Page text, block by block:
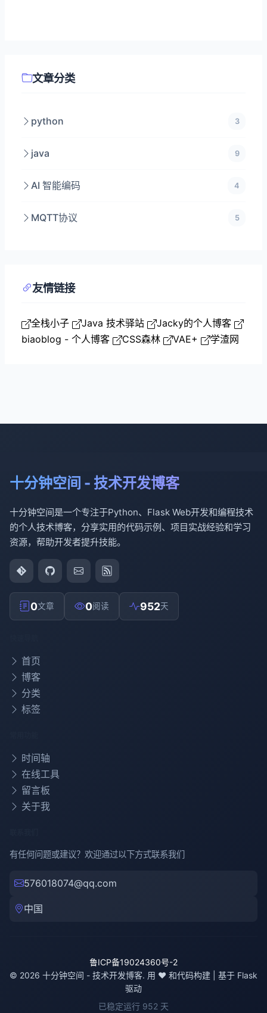
文章分类
python 3
java 9
AI 智能编码 4
MQTT协议 5
友情链接
全栈小子 Java 技术驿站
Jacky的个人博客
biaoblog - 个人博客
CSS森林 VAE+ 学渣网
十分钟空间 - 技术开发博客
十分钟空间是一个专注于Python、Flask Web开发和编程技术
的个人技术博客，分享实用的代码示例、项目实战经验和学习
资源，帮助开发者提升技能。
0文章 0阅读 952天
首页
博客
分类
标签
时间轴
在线工具
留言板
关于我
有任何问题或建议？欢迎通过以下方式联系我们
576018074@qq.com
中国
鲁ICP备19024360号-2
© 2026 十分钟空间 - 技术开发博客. 用 ❤️ 和代码构建 | 基于 Flask
驱动
已稳定运行 952 天